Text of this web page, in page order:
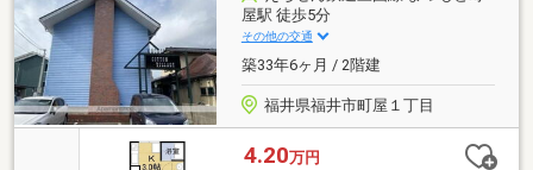
屋駅 徒歩5分
その他の交通
築33年6ヶ月 / 2階建
福井県福井市町屋１丁目
4.20万円